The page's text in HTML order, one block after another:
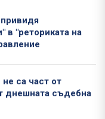
в "реториката на
са част от
днешната съдебна